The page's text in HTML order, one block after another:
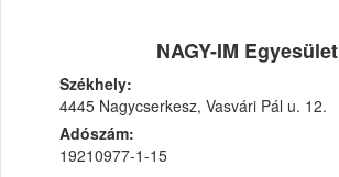
NAGY-IM Egyesület
Székhely:
4445 Nagycserkesz, Vasvári Pál u. 12.
Adószám:
19210977-1-15